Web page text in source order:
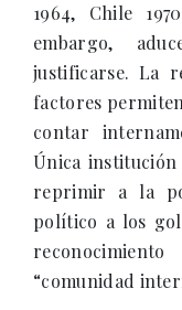
1964, Chile
embargo,
justificarse. La
factores
contar
Única
reprimir a la
político a los
“comunidad